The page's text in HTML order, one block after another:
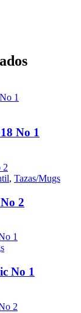
No 1
, Tazas/Mugs
2
No 1